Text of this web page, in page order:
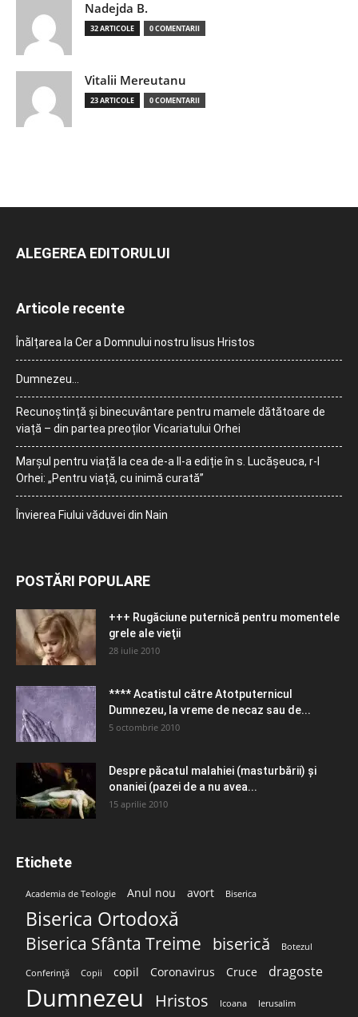
Nadejda B.
32 ARTICOLE 0 COMENTARII
Vitalii Mereutanu
23 ARTICOLE 0 COMENTARII
ALEGEREA EDITORULUI
Articole recente
Înălțarea la Cer a Domnului nostru Iisus Hristos
Dumnezeu…
Recunoștință și binecuvântare pentru mamele dătătoare de
viață – din partea preoților Vicariatului Orhei
Marșul pentru viață la cea de-a II-a ediție în s. Lucășeuca, r-l
Orhei: „Pentru viață, cu inimă curată”
Învierea Fiului văduvei din Nain
POSTĂRI POPULARE
+++ Rugăciune puternică pentru momentele
grele ale vieţii
28 iulie 2010
**** Acatistul către Atotputernicul
Dumnezeu, la vreme de necaz sau de...
5 octombrie 2010
Despre păcatul malahiei (masturbării) şi
onaniei (pazei de a nu avea...
15 aprilie 2010
Etichete
Academia de Teologie Anul nou avort Biserica
Biserica Ortodoxă
Biserica Sfânta Treime biserică Botezul
Conferință Copii copil Coronavirus Cruce dragoste
Dumnezeu Hristos Icoana Ierusalim